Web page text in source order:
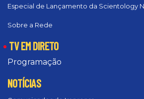
Especial de Lançamento da Scientology
Sobre a Rede
TV EM DIRETO
Programação
NOTÍCIAS